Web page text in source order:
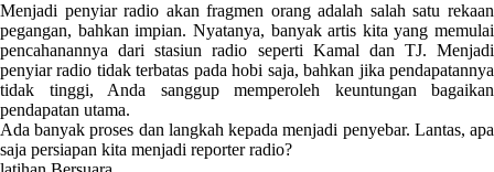
Menjadi penyiar radio akan fragmen orang adalah salah satu rekaan
pegangan, bahkan impian. Nyatanya, banyak artis kita yang memulai
pencahanannya dari stasiun radio seperti Kamal dan TJ. Menjadi
penyiar radio tidak terbatas pada hobi saja, bahkan jika pendapatannya
tidak tinggi, Anda sanggup memperoleh keuntungan bagaikan
pendapatan utama.
Ada banyak proses dan langkah kepada menjadi penyebar. Lantas, apa
saja persiapan kita menjadi reporter radio?